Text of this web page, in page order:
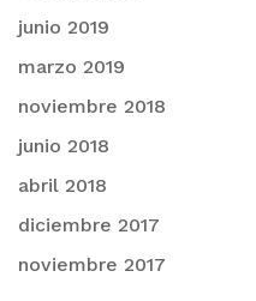
junio 2019
marzo 2019
noviembre 2018
junio 2018
abril 2018
diciembre 2017
noviembre 2017